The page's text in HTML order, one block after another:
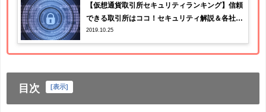
【仮想通貨取引所セキュリティランキング】信頼
できる取引所はココ！セキュリティ解説＆各社の
セキュリティ比較
2019.10.25
目次 表示